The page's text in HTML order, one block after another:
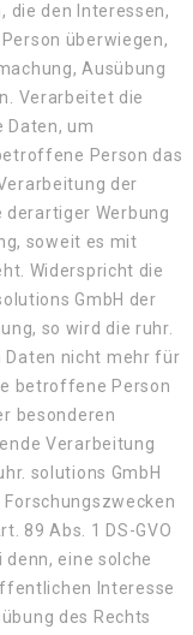
die den Interessen,
überwiegen,
Ausübung
Verarbeitet die
Daten, um
Person das
der
derartiger Werbung
soweit es mit
Widerspricht die
GmbH der
so wird die ruhr.
Daten nicht mehr für
betroffene Person
besonderen
Verarbeitung
solutions GmbH
89 Abs. 1 DS-GVO
eine solche
Interesse
des Rechts